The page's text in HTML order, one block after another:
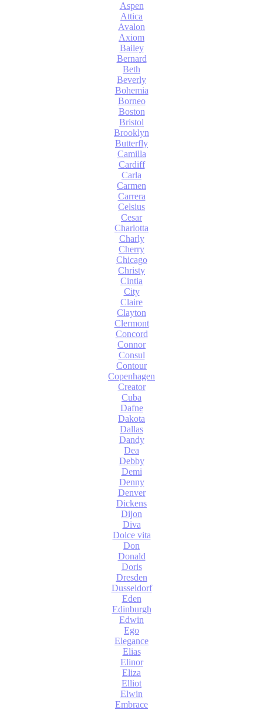
Aspen
Attica
Avalon
Axiom
Bailey
Bernard
Beth
Beverly
Bohemia
Borneo
Boston
Bristol
Brooklyn
Butterfly
Camilla
Cardiff
Carla
Carmen
Carrera
Celsius
Cesar
Charlotta
Charly
Cherry
Chicago
Christy
Cintia
City
Claire
Clayton
Clermont
Concord
Connor
Consul
Contour
Copenhagen
Creator
Cuba
Dafne
Dakota
Dallas
Dandy
Dea
Debby
Demi
Denny
Denver
Dickens
Dijon
Diva
Dolce vita
Don
Donald
Doris
Dresden
Dusseldorf
Eden
Edinburgh
Edwin
Ego
Elegance
Elias
Elinor
Eliza
Elliot
Elwin
Embrace